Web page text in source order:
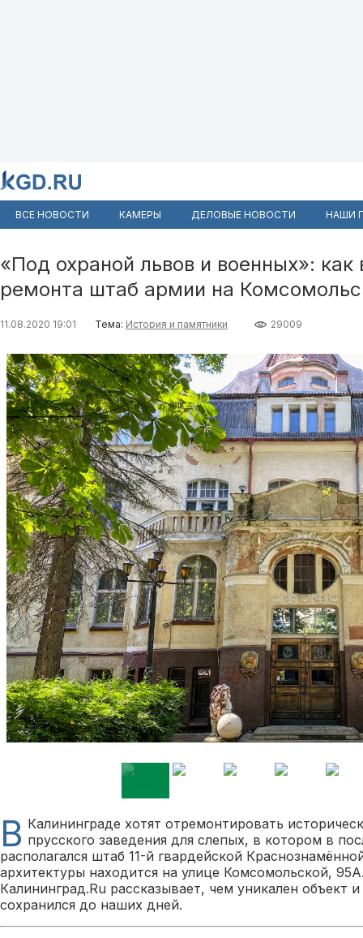
ВСЕ НОВОСТИ КАМЕРЫ ДЕЛОВЫЕ НОВОСТИ НАШИ
«Под охраной львов и военных»:
ремонта штаб армии на
11.08.2020 19:01 Тема: История и памятники 29009
В Калининграде хотят отремонтировать
прусского заведения для слепых, в котором в
располагался штаб 11-й гвардейской
архитектуры находится на улице Комсомольской,
Калининград.Ru рассказывает, чем уникален объект
сохранился до наших дней.